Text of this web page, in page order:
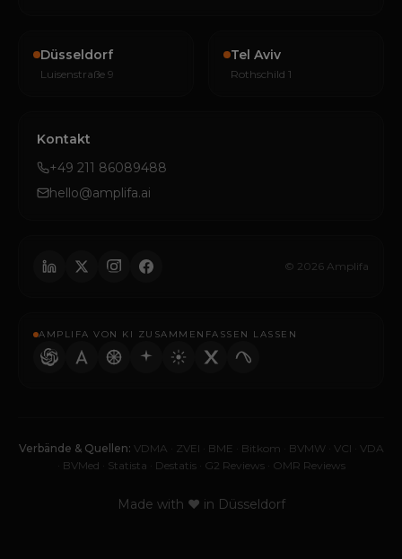
Düsseldorf
Luisenstraße 9
Tel Aviv
Rothschild 1
Kontakt
+49 211 86089488
hello@amplifa.ai
© 2026 Amplifa
AMPLIFA VON KI ZUSAMMENFASSEN LASSEN
Verbände & Quellen: VDMA ZVEI BME Bitkom BVMW· VCI
VDA
BVMed Statista Destatis· G2 Reviews· OMR Reviews
Made with ♥ in Düsseldorf